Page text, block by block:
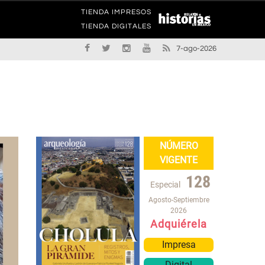
TIENDA IMPRESOS
TIENDA DIGITALES
7-ago-2026
NÚMERO
VIGENTE
Especial 128
Agosto-Septiembre
2026
Adquiérela
Impresa